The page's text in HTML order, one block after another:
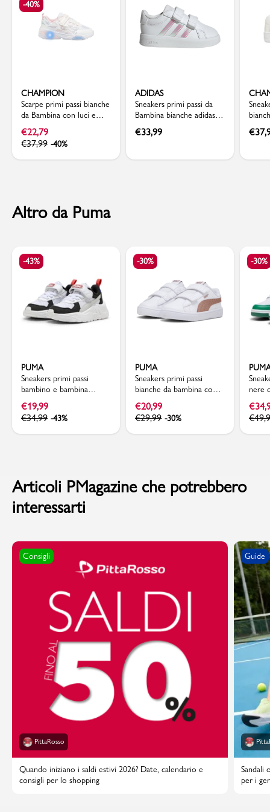
-40%
CHAMPION
Scarpe primi passi bianche
da Bambina con luci e
inserti mesh Champion
€22,79
€37,99 -40%
ADIDAS
Sneakers primi passi da
Bambina bianche adidas
Grand Court 3.0
€33,99 €
Altro da Puma
-43%
PUMA
Sneakers primi passi
bambino e bambina
bianche con dettagli
argento e neri Puma
Trinity Lite
€19,99
€34,99 -43%
-30%
PUMA
Sneakers primi passi
bianche da bambina con
logo oro rosa Puma
Rickie Classic V Inf
€20,99
€29,99 -30%
-30%
nere
€
€
Articoli PMagazine che potrebbero
interessarti
Consigli
PittaRosso
Quando iniziano i saldi estivi 2026? Date, calendario e
consigli per lo shopping
Guide
Sandali
per i